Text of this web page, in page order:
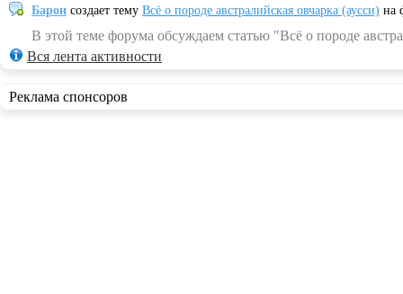
Барон создает тему Всё о породе австралийская овчарка (аусси) на
В этой теме форума обсуждаем статью "Всё о породе
Вся лента активности
Реклама спонсоров